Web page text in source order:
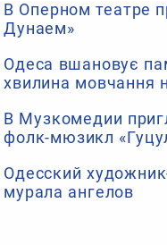
В Оперном театре
Дунаем»
Одеса вшановує
хвилина мовчання
В Музкомедии
фолк-мюзикл
Одесский
мурала ангелов